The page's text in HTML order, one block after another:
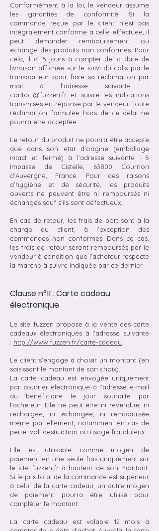
Conformément à la loi, le vendeur assume
les garanties de conformité. Si la
commande reçue par le client n’est pas
intégralement conforme à celle effectuée, il
peut demander remboursement ou
échange des produits non conformes. Pour
cela, il a 15 jours à compter de la date de
livraison affichée sur le suivi du colis par le
transporteur pour faire sa réclamation par
mail à l’adresse suivante :
contact@fuzzen.fr et suivre les indications
transmises en réponse par le vendeur. Toute
réclamation formulée hors de ce délai ne
pourra être acceptée.
Le retour du produit ne pourra être accepté
que dans son état d'origine (emballage
intact et fermé) à l’adresse suivante : 5
Impasse de Cistelle, 63800 Cournon
d’Auvergne, France. Pour des raisons
d’hygiène et de sécurité, les produits
ouverts ne peuvent être ni remboursés ni
échangés sauf s’ils sont défectueux.
En cas de retour, les frais de port sont à la
charge du client, à l’exception des
commandes non conformes. Dans ce cas,
les frais de retour seront remboursés par le
vendeur à condition que l’acheteur respecte
la marche à suivre indiquée par ce dernier.
Clause n°11 : Carte cadeau
électronique
Le site fuzzen propose à la vente des carte
cadeaux électroniques à l’adresse suivante
: http://www.fuzzen.fr/carte-cadeau
Le client s’engage à choisir un montant (en
saisissant le montant de son choix).
La carte cadeau est envoyée uniquement
par courrier électronique à l’adresse e-mail
du bénéficiaire le jour souhaité par
l’acheteur. Elle ne peut être ni revendue, ni
rechargée, ni échangée, ni remboursée
même partiellement, notamment en cas de
perte, vol, destruction ou usage frauduleux.
Elle est utilisable comme moyen de
paiement en une seule fois uniquement sur
le site fuzzen.fr à hauteur de son montant.
Si le prix total de la commande est supérieur
à celui de la carte cadeau, un autre moyen
de paiement pourra être utilisé pour
compléter le montant.
La carte cadeau est valable 12 mois à